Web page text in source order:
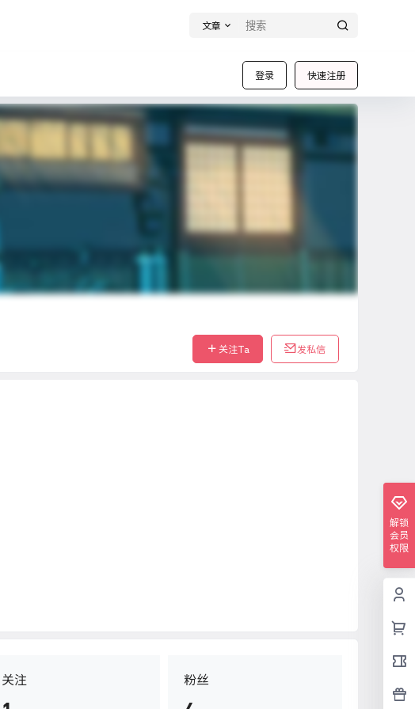
文章
登录 快速注册
关注Ta 发私信
关注 粉丝
解锁
会员
权限